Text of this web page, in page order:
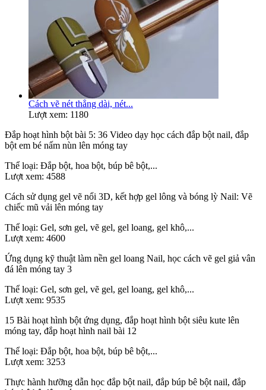
Cách vẽ nét thẳng dài, nét...
Lượt xem: 1180
Đắp hoạt hình bột bài 5: 36 Video dạy học cách đắp bột nail, đắp
bột em bé nấm nùn lên móng tay
Thể loại: Đắp bột, hoa bột, búp bê bột,...
Lượt xem: 4588
Cách sử dụng gel vẽ nổi 3D, kết hợp gel lông và bóng lỳ Nail: Vẽ
chiếc mũ vải lên móng tay
Thể loại: Gel, sơn gel, vẽ gel, gel loang, gel khô,...
Lượt xem: 4600
Ứng dụng kỹ thuật làm nền gel loang Nail, học cách vẽ gel giả vân
đá lên móng tay 3
Thể loại: Gel, sơn gel, vẽ gel, gel loang, gel khô,...
Lượt xem: 9535
15 Bài hoạt hình bột ứng dụng, đắp hoạt hình bột siêu kute lên
móng tay, đắp hoạt hình nail bài 12
Thể loại: Đắp bột, hoa bột, búp bê bột,...
Lượt xem: 3253
Thực hành hưỡng dẫn học đắp bột nail, đắp búp bê bột nail, đắp